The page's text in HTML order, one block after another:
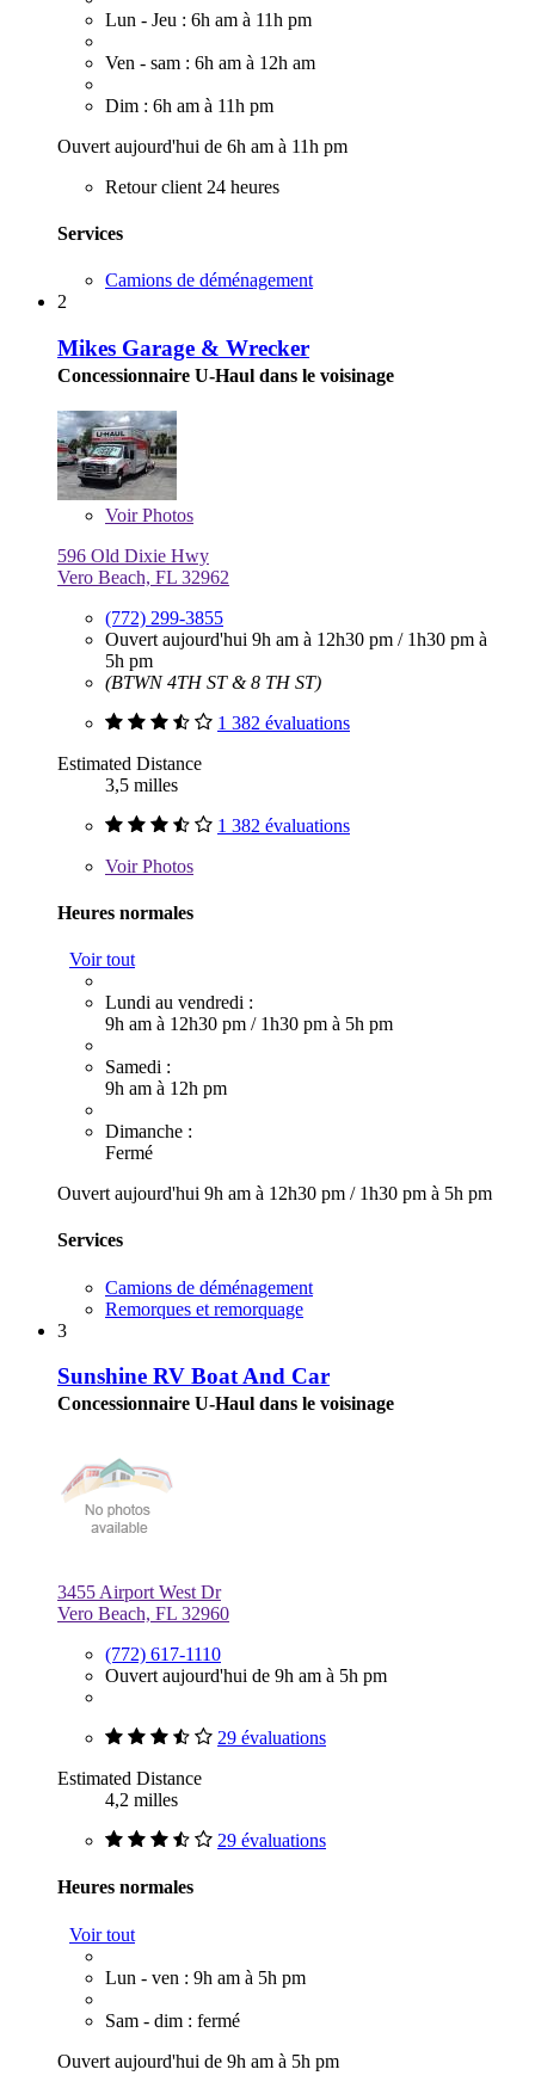
Lun - Jeu : 6h am à 11h pm
Ven - sam : 6h am à 12h am
Dim : 6h am à 11h pm
Ouvert aujourd'hui de 6h am à 11h pm
Retour client 24 heures
Services
Camions de déménagement
2
Mikes Garage & Wrecker
Concessionnaire U-Haul dans le voisinage
VoirPhotos
596 Old Dixie Hwy
Vero Beach, FL 32962
(772) 299-3855
Ouvert aujourd'hui 9h am à 12h30 pm / 1h30 pm à
5h pm
(BTWN 4TH ST & 8 TH ST)
1 382 évaluations
Estimated Distance
3,5 milles
1 382 évaluations
VoirPhotos
Heures normales
Voir tout
Lundi au vendredi :
9h am à 12h30 pm / 1h30 pm à 5h pm
Samedi :
9h am à 12h pm
Dimanche :
Fermé
Ouvert aujourd'hui 9h am à 12h30 pm / 1h30 pm à 5h pm
Services
Camions de déménagement
Remorques et remorquage
3
Sunshine RV Boat And Car
Concessionnaire U-Haul dans le voisinage
3455 Airport West Dr
Vero Beach, FL 32960
(772) 617-1110
Ouvert aujourd'hui de 9h am à 5h pm
29 évaluations
Estimated Distance
4,2 milles
29 évaluations
Heures normales
Voir tout
Lun - ven : 9h am à 5h pm
Sam - dim : fermé
Ouvert aujourd'hui de 9h am à 5h pm